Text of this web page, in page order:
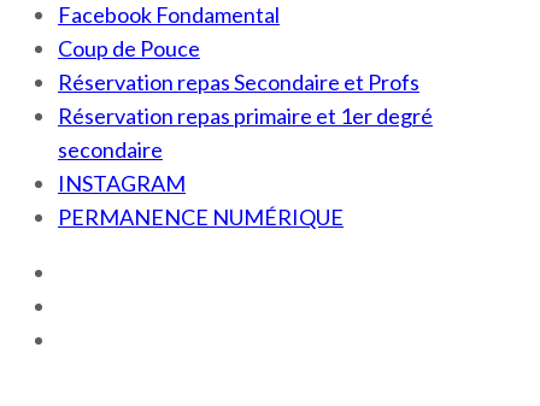
Facebook Fondamental
Coup de Pouce
Réservation repas Secondaire et Profs
Réservation repas primaire et 1er degré
secondaire
INSTAGRAM
PERMANENCE NUMÉRIQUE